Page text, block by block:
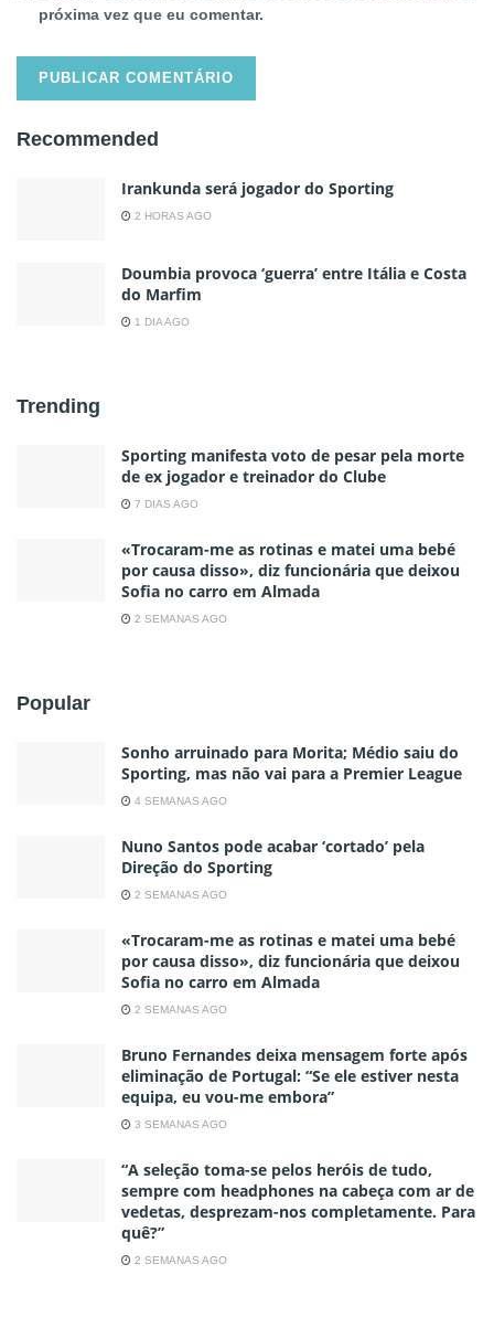
próxima vez que eu comentar.
Recommended
Irankunda será jogador do Sporting
2 HORAS AGO
Doumbia provoca ‘guerra’ entre Itália e Costa
do Marfim
1 DIA AGO
Trending
Sporting manifesta voto de pesar pela morte
de ex jogador e treinador do Clube
7 DIAS AGO
«Trocaram-me as rotinas e matei uma bebé
por causa disso», diz funcionária que deixou
Sofia no carro em Almada
2 SEMANAS AGO
Popular
Sonho arruinado para Morita; Médio saiu do
Sporting, mas não vai para a Premier League
4 SEMANAS AGO
Nuno Santos pode acabar ‘cortado’ pela
Direção do Sporting
2 SEMANAS AGO
«Trocaram-me as rotinas e matei uma bebé
por causa disso», diz funcionária que deixou
Sofia no carro em Almada
2 SEMANAS AGO
Bruno Fernandes deixa mensagem forte após
eliminação de Portugal: “Se ele estiver nesta
equipa, eu vou-me embora”
3 SEMANAS AGO
“A seleção toma-se pelos heróis de tudo,
sempre com headphones na cabeça com ar de
vedetas, desprezam-nos completamente. Para
quê?”
2 SEMANAS AGO